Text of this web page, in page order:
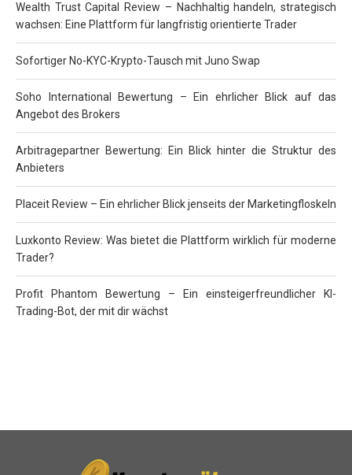
Wealth Trust Capital Review – Nachhaltig handeln, strategisch
wachsen: Eine Plattform für langfristig orientierte Trader
Sofortiger No-KYC-Krypto-Tausch mit Juno Swap
Soho International Bewertung – Ein ehrlicher Blick auf das
Angebot des Brokers
Arbitragepartner Bewertung: Ein Blick hinter die Struktur des
Anbieters
Placeit Review – Ein ehrlicher Blick jenseits der Marketingfloskeln
Luxkonto Review: Was bietet die Plattform wirklich für moderne
Trader?
Profit Phantom Bewertung – Ein einsteigerfreundlicher KI-
Trading-Bot, der mit dir wächst